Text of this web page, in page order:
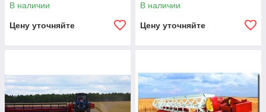
В наличии
Цену уточняйте
В наличии
Цену уточняйте